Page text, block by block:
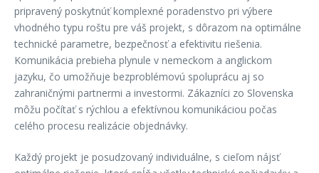
pripravený poskytnúť komplexné poradenstvo pri výbere
vhodného typu roštu pre váš projekt, s dôrazom na optimálne
technické parametre, bezpečnosť a efektivitu riešenia.
Komunikácia prebieha plynule v nemeckom a anglickom
jazyku, čo umožňuje bezproblémovú spoluprácu aj so
zahraničnými partnermi a investormi. Zákazníci zo Slovenska
môžu počítať s rýchlou a efektívnou komunikáciou počas
celého procesu realizácie objednávky.
Každý projekt je posudzovaný individuálne, s cieľom nájsť